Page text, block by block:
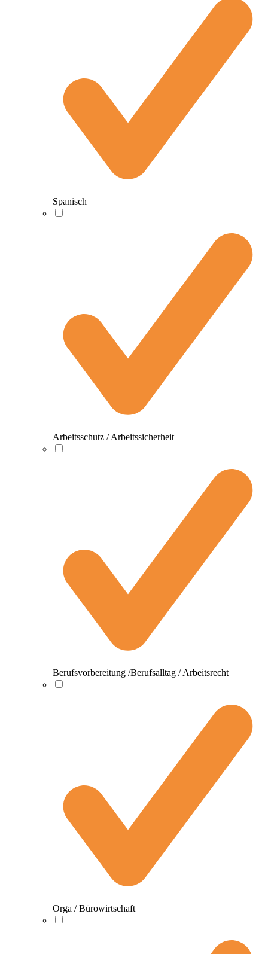
Spanisch
Arbeitsschutz / Arbeitssicherheit
Berufsvorbereitung /Berufsalltag / Arbeitsrecht
Orga / Bürowirtschaft